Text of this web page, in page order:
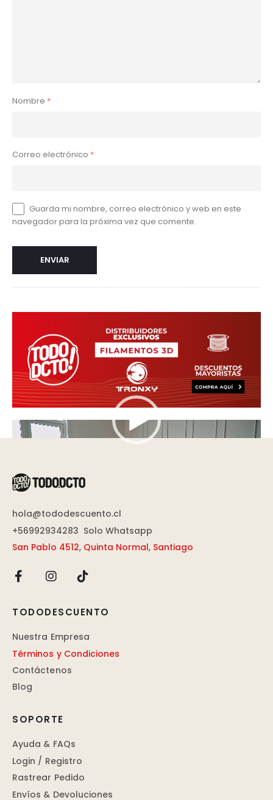
Nombre *
Correo electrónico *
Guarda mi nombre, correo electrónico y web en este
navegador para la próxima vez que comente.
Reproductor
de
hola@tododescuento.cl
+56992934283 Solo Whatsapp
San Pablo 4512, Quinta Normal, Santiago
TODODESCUENTO
Nuestra Empresa
Términos y Condiciones
Contáctenos
Blog
SOPORTE
Ayuda & FAQs
Login / Registro
Rastrear Pedido
Envíos & Devoluciones